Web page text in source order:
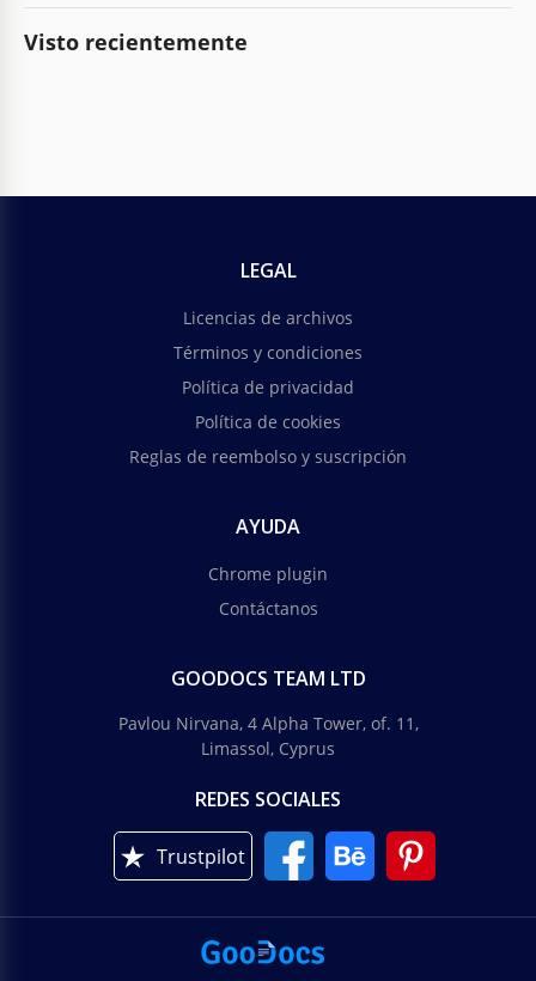
Visto recientemente
LEGAL
Licencias de archivos
Términos y condiciones
Política de privacidad
Política de cookies
Reglas de reembolso y suscripción
AYUDA
Chrome plugin
Contáctanos
GOODOCS TEAM LTD
Pavlou Nirvana, 4 Alpha Tower, of. 11,
Limassol, Cyprus
REDES SOCIALES
Trustpilot